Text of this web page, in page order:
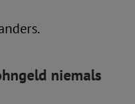
niemals